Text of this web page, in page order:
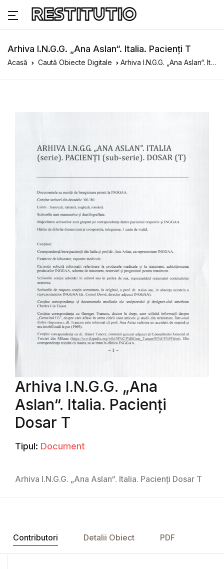
Arhiva I.N.G.G. „Ana Aslan“. Italia. Pacienți T
Acasă Caută Obiecte Digitale Arhiva I.N.G.G. „Ana Aslan“. Italia. Pacienți T
Arhiva I.N.G.G. „Ana
Aslan“. Italia. Pacienți
Dosar T
Tipul: Document
Arhiva I.N.G.G. „Ana Aslan“. Italia. Pacienți Dosar T
Contributori Detalii Obiect PDF